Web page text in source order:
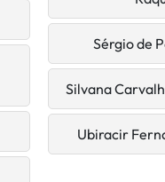
Sérgio de
Silvana
Ubiracir